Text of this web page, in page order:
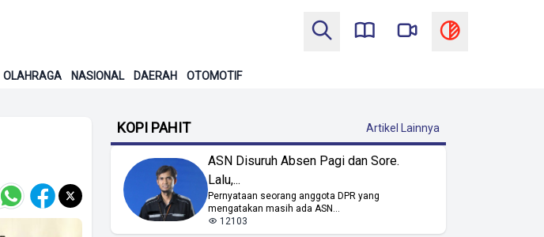
OLAHRAGA NASIONAL DAERAH OTOMOTIF
KOPI PAHIT Artikel Lainnya
ASN Disuruh Absen Pagi dan Sore.
Lalu,...
Pernyataan seorang anggota DPR yang
mengatakan masih ada ASN...
12103